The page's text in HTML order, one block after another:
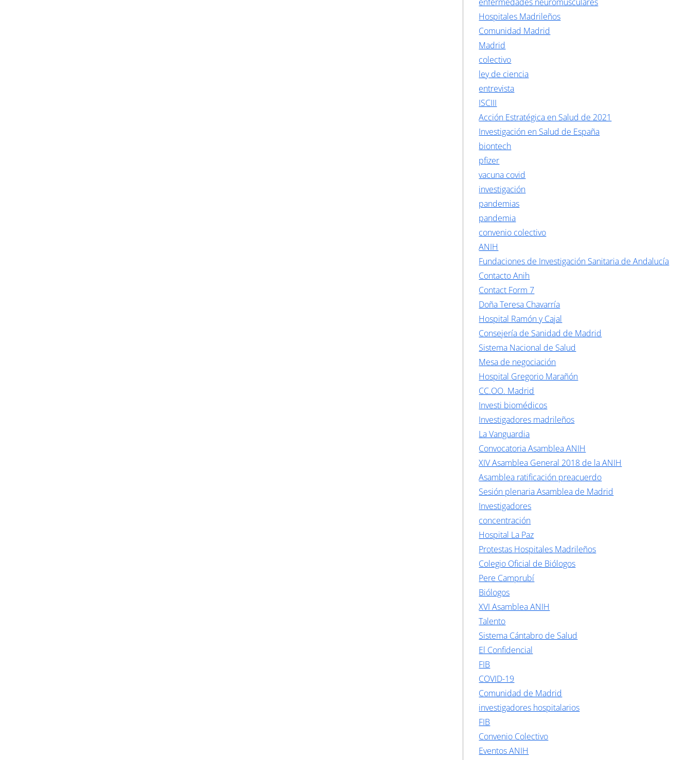
Hospitales Madrileños
Comunidad Madrid
Madrid
colectivo
ley de ciencia
entrevista
ISCIII
Acción Estratégica en Salud de 2021
Investigación en Salud de España
biontech
pfizer
vacuna covid
investigación
pandemias
pandemia
convenio colectivo
ANIH
Fundaciones de Investigación Sanitaria de Andalucía
Contacto Anih
Contact Form 7
Doña Teresa Chavarría
Hospital Ramón y Cajal
Consejería de Sanidad de Madrid
Sistema Nacional de Salud
Mesa de negociación
Hospital Gregorio Marañón
CC.OO. Madrid
Investi biomédicos
Investigadores madrileños
La Vanguardia
Convocatoria Asamblea ANIH
XIV Asamblea General 2018 de la ANIH
Asamblea ratificación preacuerdo
Sesión plenaria Asamblea de Madrid
Investigadores
concentración
Hospital La Paz
Protestas Hospitales Madrileños
Colegio Oficial de Biólogos
Pere Camprubí
Biólogos
XVI Asamblea ANIH
Talento
Sistema Cántabro de Salud
El Confidencial
FIB
COVID-19
Comunidad de Madrid
investigadores hospitalarios
FIB
Convenio Colectivo
Eventos ANIH